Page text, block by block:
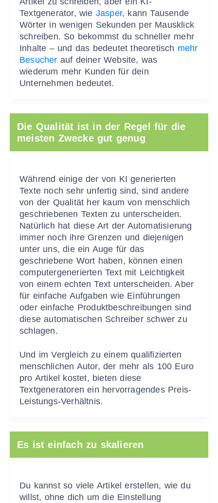
Textgenerator, wie Jasper, kann Tausende
Wörter in wenigen Sekunden per Mausklick
schreiben. So bekommst du schneller mehr
Inhalte – und das bedeutet theoretisch mehr
Besucher auf deiner Website, was
wiederum mehr Kunden für dein
Unternehmen bedeutet.
Die Qualität ist in der Regel für die
meisten Zwecke gut genug
Während einige der von KI generierten
Texte noch sehr unfertig sind, sind andere
von der Qualität her kaum von menschlich
geschriebenen Texten zu unterscheiden.
Natürlich hat diese Art der Automatisierung
immer noch ihre Grenzen und diejenigen
unter uns, die ein Auge für das
geschriebene Wort haben, können einen
computergenerierten Text mit Leichtigkeit
von einem echten Text unterscheiden. Aber
für einfache Aufgaben wie Einführungen
oder einfache Produktbeschreibungen sind
diese automatischen Schreiber schwer zu
schlagen.
Und im Vergleich zu einem qualifizierten
menschlichen Autor, der mehr als 100 Euro
pro Artikel kostet, bieten diese
Textgeneratoren ein hervorragendes Preis-
Leistungs-Verhältnis.
Es ist einfach zu skalieren
Du kannst so viele Artikel erstellen, wie du
willst, ohne dich um die Einstellung